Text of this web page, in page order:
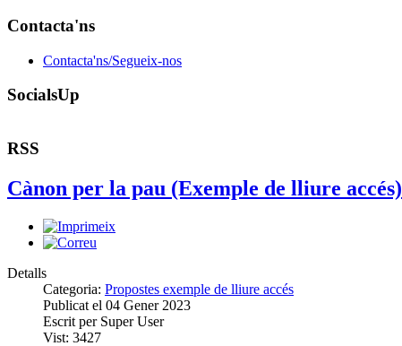
Contacta'ns
Contacta'ns/Segueix-nos
SocialsUp
RSS
Cànon per la pau (Exemple de lliure accés)
Detalls
Categoria: Propostes exemple de lliure accés
Publicat el 04 Gener 2023
Escrit per Super User
Vist: 3427